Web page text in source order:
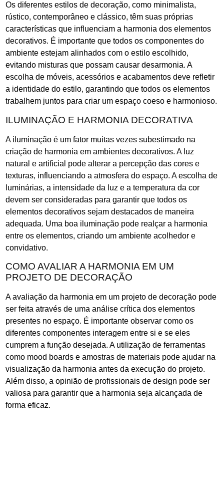
Os diferentes estilos de decoração, como minimalista,
rústico, contemporâneo e clássico, têm suas próprias
características que influenciam a harmonia dos elementos
decorativos. É importante que todos os componentes do
ambiente estejam alinhados com o estilo escolhido,
evitando misturas que possam causar desarmonia. A
escolha de móveis, acessórios e acabamentos deve refletir
a identidade do estilo, garantindo que todos os elementos
trabalhem juntos para criar um espaço coeso e harmonioso.
ILUMINAÇÃO E HARMONIA DECORATIVA
A iluminação é um fator muitas vezes subestimado na
criação de harmonia em ambientes decorativos. A luz
natural e artificial pode alterar a percepção das cores e
texturas, influenciando a atmosfera do espaço. A escolha de
luminárias, a intensidade da luz e a temperatura da cor
devem ser consideradas para garantir que todos os
elementos decorativos sejam destacados de maneira
adequada. Uma boa iluminação pode realçar a harmonia
entre os elementos, criando um ambiente acolhedor e
convidativo.
COMO AVALIAR A HARMONIA EM UM
PROJETO DE DECORAÇÃO
A avaliação da harmonia em um projeto de decoração pode
ser feita através de uma análise crítica dos elementos
presentes no espaço. É importante observar como os
diferentes componentes interagem entre si e se eles
cumprem a função desejada. A utilização de ferramentas
como mood boards e amostras de materiais pode ajudar na
visualização da harmonia antes da execução do projeto.
Além disso, a opinião de profissionais de design pode ser
valiosa para garantir que a harmonia seja alcançada de
forma eficaz.